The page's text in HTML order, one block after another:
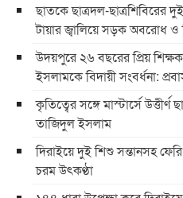
ছাতকে ছাত্রদল-ছাত্রশিবিরের
টায়ার জ্বালিয়ে সড়ক অবরোধ ও
উদয়পুরে ২৬ বছরের প্রিয়
ইসলামকে বিদায়ী সংবর্ধনা:
কৃতিত্বের সঙ্গে মাস্টার্সে
তাজিদুল ইসলাম
দিরাইয়ে দুই শিশু সন্তানসহ
চরম উৎকণ্ঠা